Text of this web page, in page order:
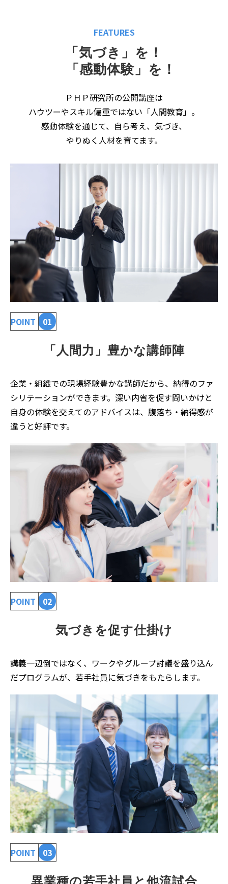
FEATURES
「気づき」を！
「感動体験」を！
ＰＨＰ研究所の公開講座は
ハウツーやスキル偏重ではない「人間教育」。
感動体験を通じて、自ら考え、気づき、
やりぬく人材を育てます。
POINT 01
「人間力」豊かな講師陣
企業・組織での現場経験豊かな講師だから、納得のファ
シリテーションができます。深い内省を促す問いかけと
自身の体験を交えてのアドバイスは、腹落ち・納得感が
違うと好評です。
POINT 02
気づきを促す仕掛け
講義一辺倒ではなく、ワークやグループ討議を盛り込ん
だプログラムが、若手社員に気づきをもたらします。
POINT 03
異業種の若手社員と他流試合